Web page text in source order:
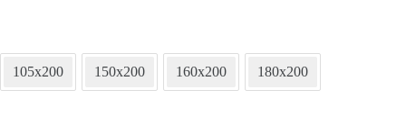
105x200 150x200 160x200 180x200